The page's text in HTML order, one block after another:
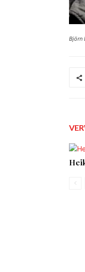
Björn